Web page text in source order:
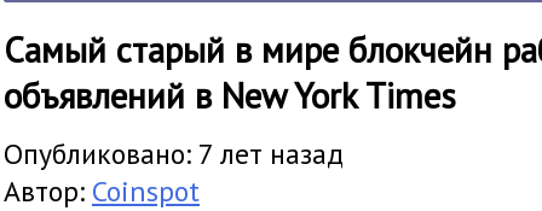
Самый старый в мире блокчейн
объявлений в New York Times
Опубликовано: 7 лет назад
Автор: Coinspot